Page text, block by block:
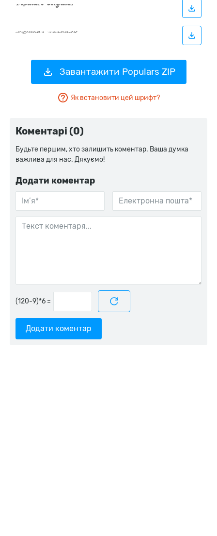
Завантажити Populars ZIP
Як встановити цей шрифт?
Коментарі (0)
Будьте першим, хто залишить коментар. Ваша думка
важлива для нас. Дякуємо!
Додати коментар
=
Додати коментар